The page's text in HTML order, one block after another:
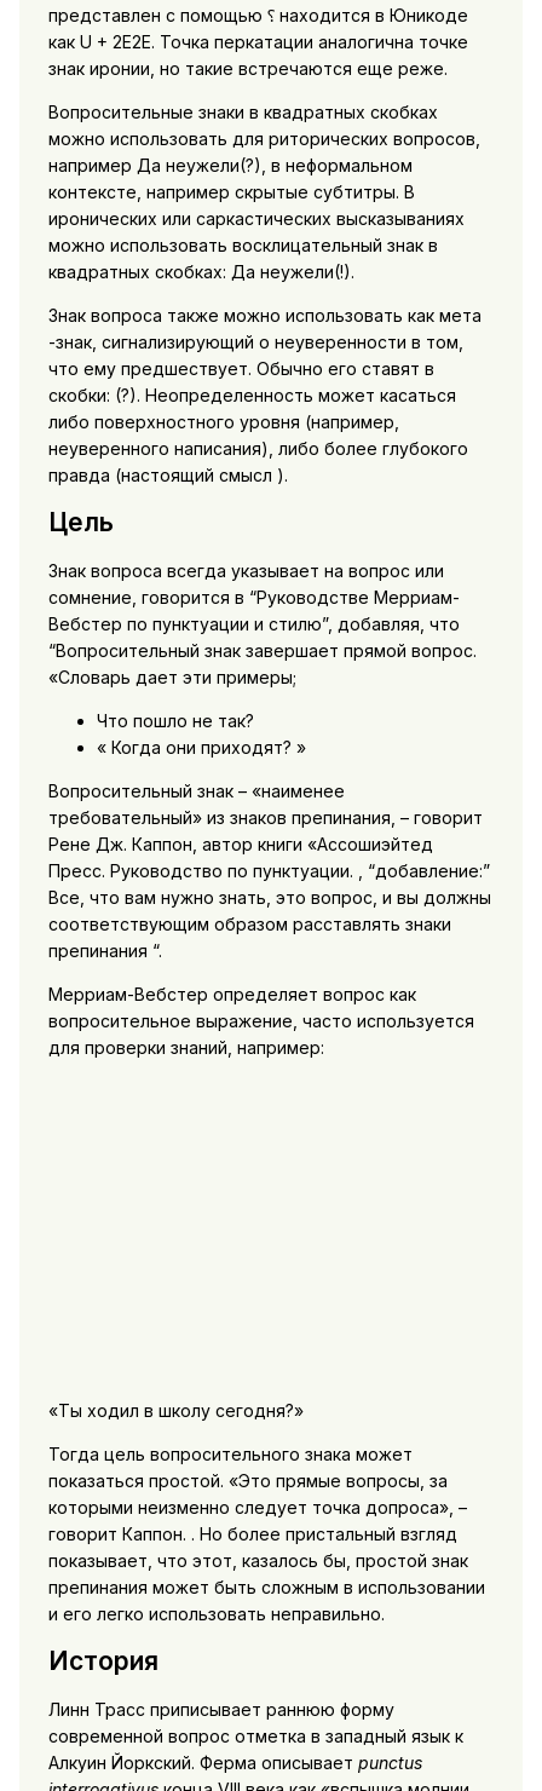
представлен с помощью ⸮ находится в Юникоде
как U + 2E2E. Точка перкатации аналогична точке
знак иронии, но такие встречаются еще реже.
Вопросительные знаки в квадратных скобках
можно использовать для риторических вопросов,
например Да неужели(?), в неформальном
контексте, например скрытые субтитры. В
иронических или саркастических высказываниях
можно использовать восклицательный знак в
квадратных скобках: Да неужели(!).
Знак вопроса также можно использовать как мета
-знак, сигнализирующий о неуверенности в том,
что ему предшествует. Обычно его ставят в
скобки: (?). Неопределенность может касаться
либо поверхностного уровня (например,
неуверенного написания), либо более глубокого
правда (настоящий смысл ).
Цель
Знак вопроса всегда указывает на вопрос или
сомнение, говорится в “Руководстве Мерриам-
Вебстер по пунктуации и стилю”, добавляя, что
“Вопросительный знак завершает прямой вопрос.
«Словарь дает эти примеры;
Что пошло не так?
« Когда они приходят? »
Вопросительный знак – «наименее
требовательный» из знаков препинания, – говорит
Рене Дж. Каппон, автор книги «Ассошиэйтед
Пресс. Руководство по пунктуации. , “добавление:”
Все, что вам нужно знать, это вопрос, и вы должны
соответствующим образом расставлять знаки
препинания “.
Мерриам-Вебстер определяет вопрос как
вопросительное выражение, часто используется
для проверки знаний, например:
«Ты ходил в школу сегодня?»
Тогда цель вопросительного знака может
показаться простой. «Это прямые вопросы, за
которыми неизменно следует точка допроса», –
говорит Каппон. . Но более пристальный взгляд
показывает, что этот, казалось бы, простой знак
препинания может быть сложным в использовании
и его легко использовать неправильно.
История
Линн Трасс приписывает раннюю форму
современной вопрос отметка в западный язык к
Алкуин Йоркский. Ферма описывает punctus